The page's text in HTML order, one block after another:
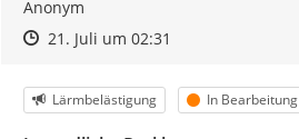
Anonym
Zeitpunkt des Erstellens
Zeitpunkt des Erstellens
21. Juli um 02:31
Kategorie
Lärmbelästigung Status
In Bearbeitung